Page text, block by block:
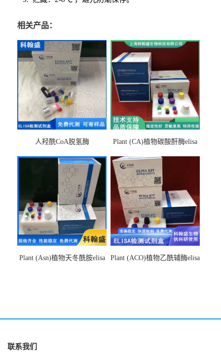
相关产品：
人羟酰CoA脱氢酶
Plant (CA)植物碳酸酐酶elisa
Plant (Asn)植物天冬酰胺elisa
Plant (ACO)植物乙酰辅酶elisa
联系我们